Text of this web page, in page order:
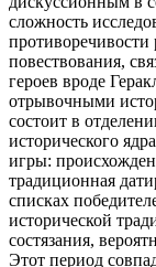
сложность
повествования,
героев вроде
отрывочными
состоит в
исторического
игры:
традиционная
списках
исторической
состязания,
Этот период